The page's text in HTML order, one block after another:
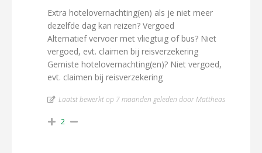
Extra hotelovernachting(en) als je niet meer
dezelfde dag kan reizen? Vergoed
Alternatief vervoer met vliegtuig of bus? Niet
vergoed, evt. claimen bij reisverzekering
Gemiste hotelovernachting(en)? Niet vergoed,
evt. claimen bij reisverzekering
Laatst bewerkt op 7 maanden geleden door Mattheas
2